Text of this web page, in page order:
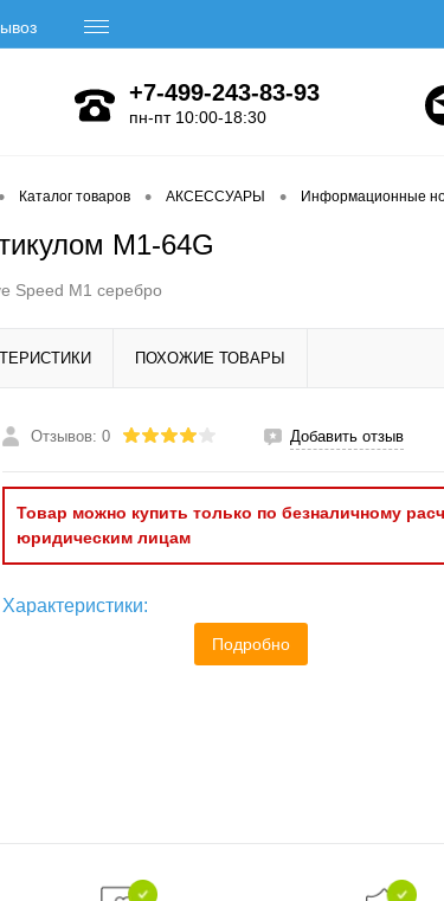
+7-499-243-83-93
пн-пт 10:00-18:30
Каталог товаров • АКСЕССУАРЫ • Информационные
M1-64G
Speed M1 серебро
ПОХОЖИЕ ТОВАРЫ
Отзывов: 0 Добавить отзыв
Товар можно купить только по безналичному
юридическим лицам
Характеристики:
Подробно